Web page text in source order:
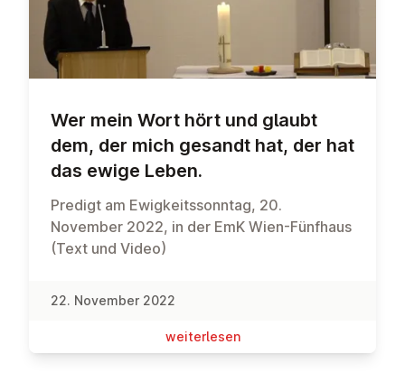
Wer mein Wort hört und glaubt
dem, der mich gesandt hat, der hat
das ewige Leben.
Predigt am Ewigkeitssonntag, 20.
November 2022, in der EmK Wien-Fünfhaus
(Text und Video)
22. November 2022
wei­ter­le­sen